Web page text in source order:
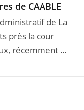
de CAABLE
de La
près la cour
récemment ...